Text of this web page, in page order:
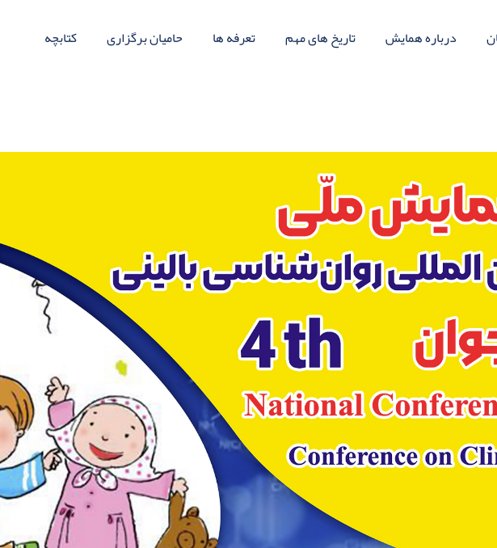
درباره همایش تاریخ های مهم تعرفه ها حامیان برگزاری
کتابچه